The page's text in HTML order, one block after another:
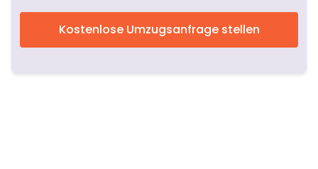
Kostenlose Umzugsanfrage stellen